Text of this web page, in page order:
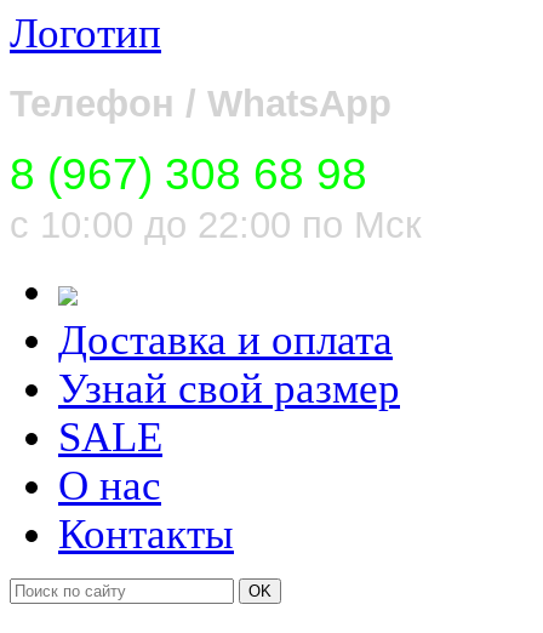
Логотип
Телефон / WhatsApp
8 (967) 308 68 98
с 10:00 до 22:00 по Мск
Доставка и оплата
Узнай свой размер
SALE
О нас
Контакты
OK